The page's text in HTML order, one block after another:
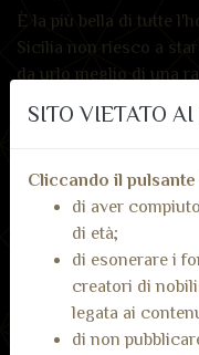
È la più bella di tutte
Sicilia non riesco a
da urlo meglio di una
perderti mai kiss
Cazzo di pietra
Ragazzi buon giorno
seria simpatica ha un
con molta passione
SITO VIETATO
Cliccando il pulsante
di aver
di età;
di esonerare i
creatori di
legata ai
di non